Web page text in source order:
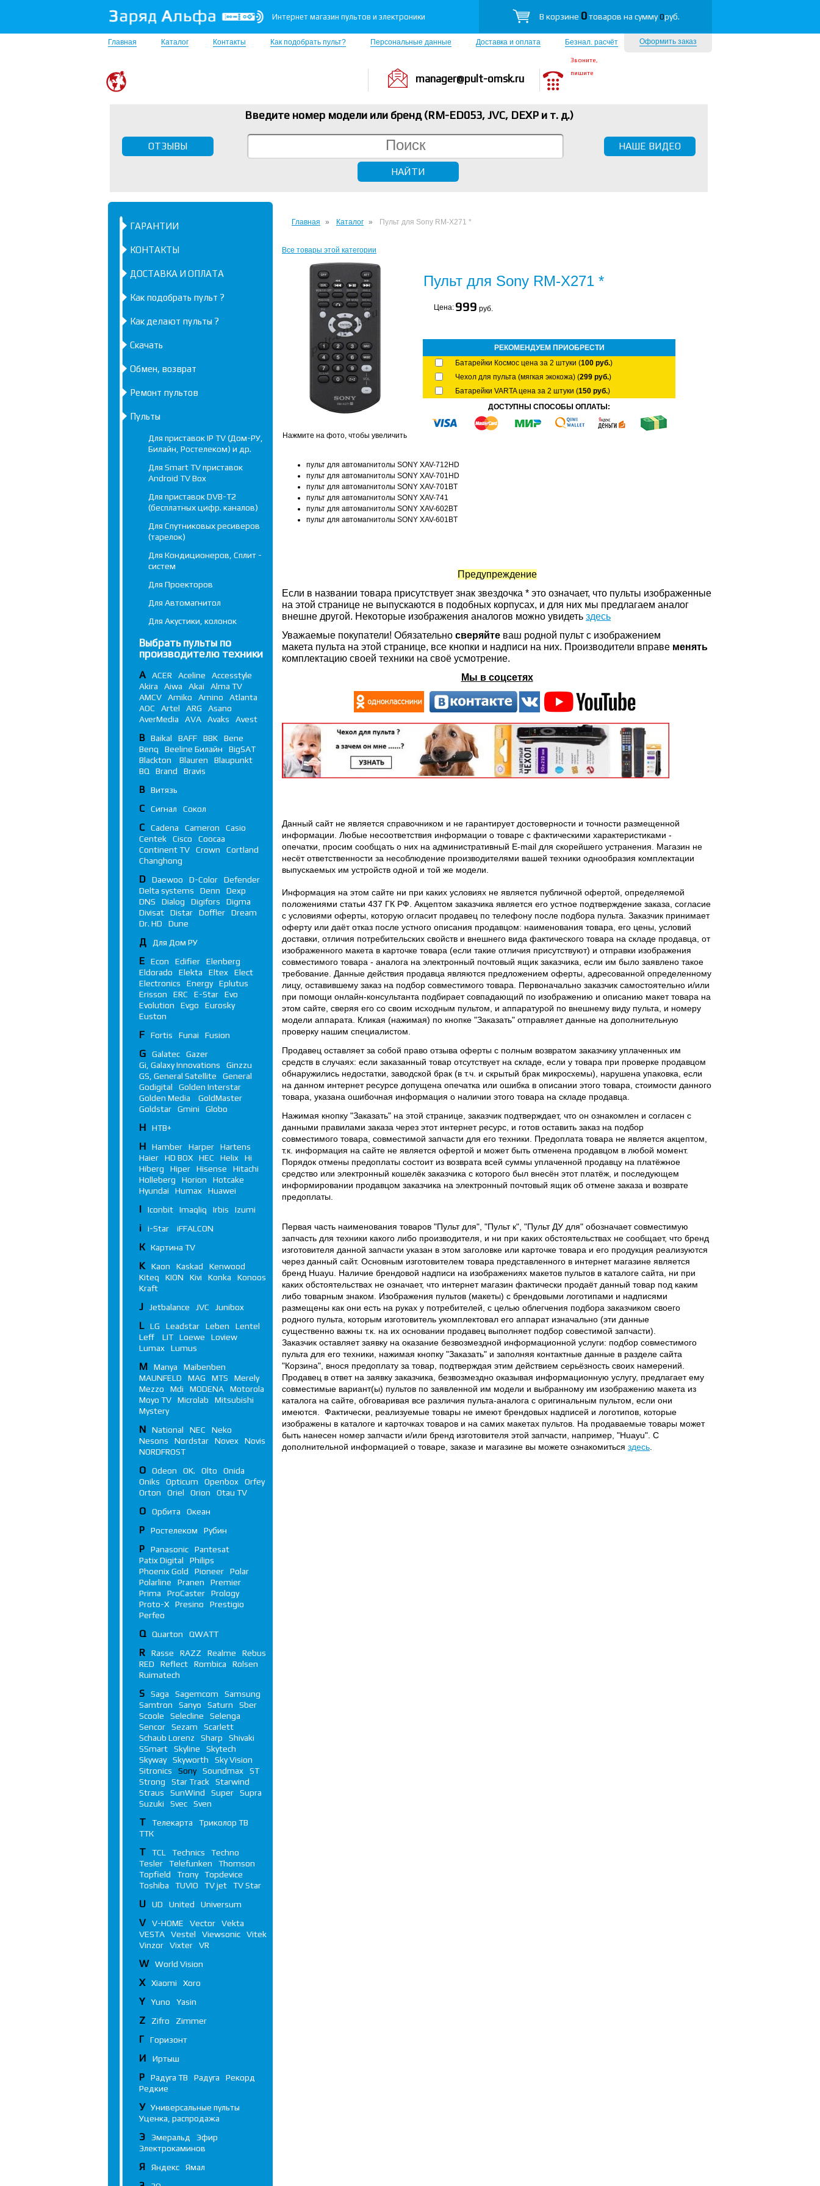
Интернет магазин пультов и электроники В корзине 0товаров на сумму0руб.
Оформить заказ
Главная Каталог Контакты Как подобрать пульт? Персональные данные Доставка и оплата Безнал. расчёт
manager@pult-omsk.ru
Звоните,
пишите
Введите номер модели или бренд (RM-ED053, JVC, DEXP и т. д.)
ОТЗЫВЫ НАШЕ ВИДЕО
Главная Каталог Пульт для Sony RM-X271 *
Все товары этой категории
Нажмите на фото, чтобы увеличить
Пульт для Sony RM-X271 *
Цена: 999 руб.
РЕКОМЕНДУЕМ ПРИОБРЕСТИ
Батарейки Космос цена за 2 штуки (100 руб.)
Чехол для пульта (мягкая экокожа) (299 руб.)
Батарейки VARTA цена за 2 штуки (150 руб.)
ДОСТУПНЫ СПОСОБЫ ОПЛАТЫ:
пульт для автомагнитолы SONY XAV-712HD
пульт для автомагнитолы SONY XAV-701HD
пульт для автомагнитолы SONY XAV-701BT
пульт для автомагнитолы SONY XAV-741
пульт для автомагнитолы SONY XAV-602BT
пульт для автомагнитолы SONY XAV-601BT
Предупреждение
Если в названии товара присутствует знак звездочка * это означает, что пульты изображенные
на этой странице не выпускаются в подобных корпусах, и для них мы предлагаем аналог
внешне другой. Некоторые изображения аналогов можно увидеть здесь
Уважаемые покупатели! Обязательно сверяйте ваш родной пульт с изображением
макета пульта на этой странице, все кнопки и надписи на них. Производители вправе менять
комплектацию своей техники на своё усмотрение.
Мы в соцсетях
Данный сайт не является справочником и не гарантирует достоверности и точности размещенной
информации. Любые несоответствия информации о товаре с фактическими характеристиками -
опечатки, просим сообщать о них на административный E-mail для скорейшего устранения. Магазин не
несёт ответственности за несоблюдение производителями вашей техники однообразия комплектации
выпускаемых им устройств одной и той же модели.
Информация на этом сайте ни при каких условиях не является публичной офертой, определяемой
положениями статьи 437 ГК РФ. Акцептом заказчика является его устное подтверждение заказа, согласие
с условиями оферты, которую огласит продавец по телефону после подбора пульта. Заказчик принимает
оферту или даёт отказ после устного описания продавцом: наименования товара, его цены, условий
доставки, отличия потребительских свойств и внешнего вида фактического товара на складе продавца, от
изображенного макета в карточке товара (если такие отличия присутствуют) и отправки изображения
совместимого товара - аналога на электронный почтовый ящик заказчика, если им было заявлено такое
требование. Данные действия продавца являются предложением оферты, адресованной определенному
лицу, оставившему заказ на подбор совместимого товара. Первоначально заказчик самостоятельно и/или
при помощи онлайн-консультанта подбирает совпадающий по изображению и описанию макет товара на
этом сайте, сверяя его со своим исходным пультом, и аппаратурой по внешнему виду пульта, и номеру
модели аппарата. Кликая (нажимая) по кнопке "Заказать" отправляет данные на дополнительную
проверку нашим специалистом.
Продавец оставляет за собой право отзыва оферты с полным возвратом заказчику уплаченных им
средств в случаях: если заказанный товар отсутствует на складе, если у товара при проверке продавцом
обнаружились недостатки, заводской брак (в т.ч. и скрытый брак микросхемы), нарушена упаковка, если
на данном интернет ресурсе допущена опечатка или ошибка в описании этого товара, стоимости данного
товара, указана ошибочная информация о наличии этого товара на складе продавца.
Нажимая кнопку "Заказать" на этой странице, заказчик подтверждает, что он ознакомлен и согласен с
данными правилами заказа через этот интернет ресурс, и готов оставить заказ на подбор
совместимого товара, совместимой запчасти для его техники. Предоплата товара не является акцептом,
т.к. информация на сайте не является офертой и может быть отменена продавцом в любой момент.
Порядок отмены предоплаты состоит из возврата всей суммы уплаченной продавцу на платёжное
средство или электронный кошелёк заказчика с которого был внесён этот платёж, и последующем
информировании продавцом заказчика на электронный почтовый ящик об отмене заказа и возврате
предоплаты.
Первая часть наименования товаров "Пульт для", "Пульт к", "Пульт ДУ для" обозначает совместимую
запчасть для техники какого либо производителя, и ни при каких обстоятельствах не сообщает, что бренд
изготовителя данной запчасти указан в этом заголовке или карточке товара и его продукция реализуются
через данный сайт. Основным изготовителем товара представленного в интернет магазине является
бренд Huayu. Наличие брендовой надписи на изображениях макетов пультов в каталоге сайта, ни при
каких обстоятельствах не означает, что интернет магазин фактически продаёт данный товар под каким
либо товарным знаком. Изображения пультов (макеты) с брендовыми логотипами и надписями
размещены как они есть на руках у потребителей, с целью облегчения подбора заказчиком своего
родного пульта, которым изготовитель укомплектовал его аппарат изначально (эти данные
существенно важны т.к. на их основании продавец выполняет подбор совестимой запчасти).
Заказчик оставляет заявку на оказание безвозмездной информационной услуги: подбор совместимого
пульта для его техники, нажимая кнопку "Заказать" и заполняя контактные данные в разделе сайта
"Корзина", внося предоплату за товар, подтверждая этим действием серьёзность своих намерений.
Продавец в ответ на заявку заказчика, безвозмездно оказывая информационную услугу, предлагает ему
совместимые вариант(ы) пультов по заявленной им модели и выбранному им изображению макета из
каталога на сайте, обговаривая все различия пульта-аналога с оригинальным пультом, если они
имеются. Фактически, реализуемые товары не имеют брендовых надписей и логотипов, которые
изображены в каталоге и карточках товаров и на самих макетах пультов. На продаваемые товары может
быть нанесен номер запчасти и/или бренд изготовителя этой запчасти, например, "Huayu". С
дополнительной информацией о товаре, заказе и магазине вы можете ознакомиться здесь
ГАРАНТИИ
КОНТАКТЫ
ДОСТАВКА И ОПЛАТА
Как подобрать пульт ?
Как делают пульты ?
Скачать
Обмен, возврат
Ремонт пультов
Пульты
Для приставок IP TV (Дом-РУ,
Билайн, Ростелеком) и др.
Для Smart TV приставок
Android TV Box
Для приставок DVB-T2
(бесплатных цифр. каналов)
Для Спутниковых ресиверов
(тарелок)
Для Кондиционеров, Сплит -
систем
Для Проекторов
Для Автомагнитол
Для Акустики, колонок
Выбрать пульты по
производителю техники
A ACER Aceline
Accesstyle
Akira
Aiwa Akai
Alma TV
AMCV
Amiko Amino
Atlanta
AOC
Artel ARG
Asano
AverMedia
AVA Avaks Avest
B Baikal BAFF BBK
Bene
Benq
Beeline Билайн
BigSAT
Blackton
Blauren
Blaupunkt
BQ
Brand Bravis
В Витязь
С Сигнал Сокол
C Cadena Cameron
Casio
Centek
Cisco
Coocaa
Continent TV
Crown
Cortland
Changhong
D Daewoo D-Color
Defender
Delta systems
Denn
Dexp
DNS
Dialog Digifors
Digma
Divisat
Distar Doffler
Dream
Dr. HD
Dune
Д Для Дом РУ
E Econ Edifier
Elenberg
Eldorado
Elekta Eltex
Elect
Electronics
Energy
Eplutus
Erisson
ERC E-Star
Evo
Evolution
Evgo
Eurosky
Euston
F Fortis Funai Fusion
G Galatec
Gazer
Gi, Galaxy Innovations
Ginzzu
GS, General Satellite
General
Godigital
Golden Interstar
Golden Media
GoldMaster
Goldstar
Gmini Globo
Н НТВ+
H Hamber Harper
Hartens
Haier
HD BOX HEC Helix
Hi
Hiberg
Hiper Hisense
Hitachi
Holleberg
Horion
Hotcake
Hyundai
Humax Huawei
I Iconbit Imaqliq Irbis Izumi
i i-Star iFFALСON
К Картина TV
K Kaon Kaskad
Kenwood
Kiteq
KION Kivi Konka
Konoos
Kraft
J Jetbalance JVC Junibox
L LG Leadstar Leben
Lentel
Leff
LIT Loewe
Loview
Lumax
Lumus
M Manya
Maibenben
MAUNFELD
MAG MTS
Merely
Mezzo
Mdi MODENA
Motorola
Moyo TV
Microlab
Mitsubishi
Mystery
N National NEC
Neko
Nesons
Nordstar Novex
Novis
NORDFROST
O Odeon OK. Olto
Onida
Oniks
Opticum Openbox
Orfey
Orton
Oriel Orion Otau TV
О Орбита Океан
Р Ростелеком Рубин
P Panasonic
Pantesat
Patix Digital
Philips
Phoenix Gold
Pioneer
Polar
Polarline
Pranen
Premier
Prima
ProCaster
Prology
Proto-X
Presino
Prestigio
Perfeo
Q Quarton QWATT
R Rasse RAZZ Realme
Rebus
RED
Reflect Rombica
Rolsen
Ruimatech
S Saga Sagemcom
Samsung
Samtron
Sanyo Saturn
Sber
Scoole
Selecline
Selenga
Sencor
Sezam
Scarlett
Schaub Lorenz
Sharp
Shivaki
SSmart
Skyline
Skytech
Skyway
Skyworth
Sky Vision
Sitronics
Sony Soundmax
ST
Strong
Star Track
Starwind
Straus
SunWind Super
Supra
Suzuki
Svec Sven
Т Телекарта
Триколор ТВ
ТТК
T TCL Technics
Techno
Tesler
Telefunken
Thomson
Topfield
Trony
Topdevice
Toshiba
TUVIO TV jet TV Star
U UD United Universum
V V-HOME Vector
Vekta
VESTA
Vestel Viewsonic
Vitek
Vinzor
Vixter VR
W World Vision
X Xiaomi Xoro
Y Yuno Yasin
Z Zifro Zimmer
Г Горизонт
И Иртыш
Р Радуга ТВ Радуга
Рекорд
Редкие
У
Универсальные пульты
Уценка, распродажа
Э Эмеральд
Эфир
Электрокаминов
Я Яндекс Ямал